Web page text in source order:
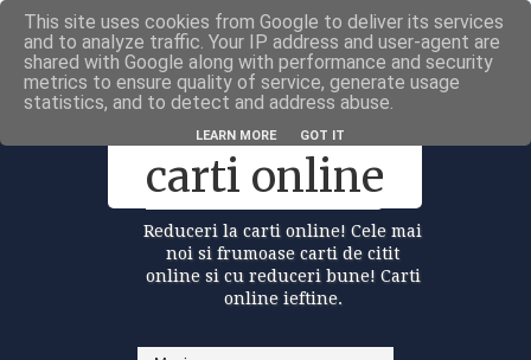
Carti la reduceri @Facebook
Reduceri la
carti online
Reduceri la carti online! Cele mai
noi si frumoase carti de citit
online si cu reduceri bune! Carti
online ieftine.
This site uses cookies from Google to deliver its services
and to analyze traffic. Your IP address and user-agent are
shared with Google along with performance and security
metrics to ensure quality of service, generate usage
statistics, and to detect and address abuse.
LEARN MORE GOT IT